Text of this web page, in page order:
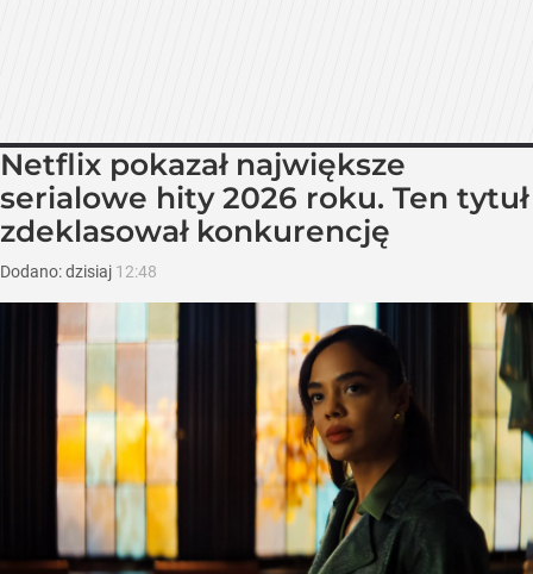
Netflix pokazał największe
serialowe hity 2026 roku. Ten tytuł
zdeklasował konkurencję
Dodano:dzisiaj 12:48